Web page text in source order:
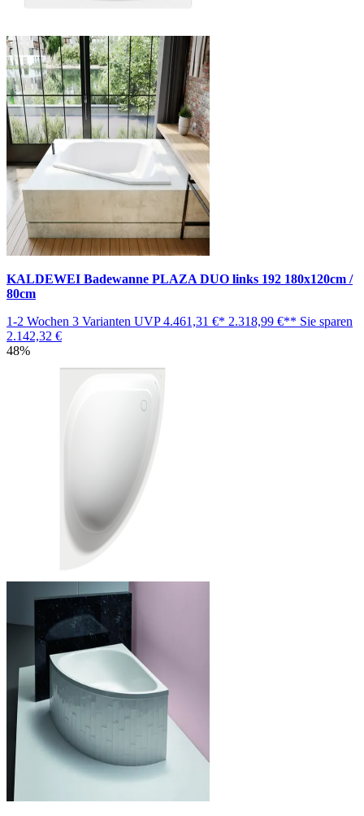
KALDEWEI Badewanne PLAZA DUO links 192 180x120cm /
80cm
1-2 Wochen 3 Varianten UVP4.461,31 €* 2.318,99 €** Sie sparen
2.142,32 €
48%